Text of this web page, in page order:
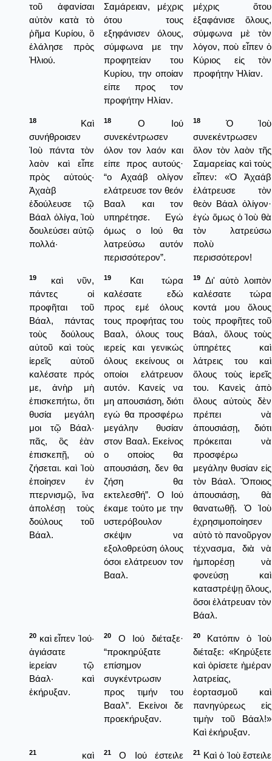
τοῦ ἀφανίσαι
αὐτὸν κατὰ τὸ
ῥῆμα Κυρίου, ὃ
ἐλάλησε πρὸς
Ἠλιού.
Σαμάρειαν, μέχρις
ότου τους
εξηφάνισεν όλους,
σύμφωνα με την
προφητείαν του
Κυρίου, την οποίαν
είπε προς τον
προφήτην Ηλίαν.
μέχρις ὅτου
ἐξαφάνισε ὅλους,
σύμφωνα μὲ τὸν
λόγον, ποὺ εἶπεν ὁ
Κύριος εἰς τὸν
προφήτην Ἠλίαν.
18
Καὶ
συνήθροισεν
Ἰοὺ πάντα τὸν
λαὸν καὶ εἶπε
πρὸς αὐτούς·
Ἀχαὰβ
ἐδούλευσε τῷ
Βάαλ ὀλίγα, Ἰοὺ
δουλεύσει αὐτῷ
πολλά·
18
Ο Ιού
συνεκέντρωσεν
όλον τον λαόν και
είπε προς αυτούς·
“ο Αχαάβ ολίγον
ελάτρευσε τον θεόν
Βααλ και τον
υπηρέτησε. Εγώ
όμως ο Ιού θα
λατρεύσω αυτόν
περισσότερον”.
18
Ὁ Ἰοὺ
συνεκέντρωσεν
ὅλον τὸν λαὸν τῆς
Σαμαρείας καὶ τοὺς
εἶπεν: «Ὁ Ἀχαάβ
ἐλάτρευσε τὸν
θεὸν Βάαλ ὀλίγον·
ἐγὼ ὅμως ὁ Ἰοὺ θὰ
τὸν λατρεύσω
πολὺ
περισσότερον!
19
καὶ νῦν,
πάντες οἱ
προφῆται τοῦ
Βάαλ, πάντας
τοὺς δούλους
αὐτοῦ καὶ τοὺς
ἱερεῖς αὐτοῦ
καλέσατε πρός
με, ἀνὴρ μὴ
ἐπισκεπήτω, ὅτι
θυσία μεγάλη
μοι τῷ Βάαλ·
πᾶς, ὃς ἐὰν
ἐπισκεπῇ, οὐ
ζήσεται. καὶ Ἰοὺ
ἐποίησεν ἐν
πτερνισμῷ, ἵνα
ἀπολέσῃ τοὺς
δούλους τοῦ
Βάαλ.
19
Και τώρα
καλέσατε εδώ
προς εμέ όλους
τους προφήτας του
Βααλ, όλους τους
ιερείς και γενικώς
όλους εκείνους οι
οποίοι ελάτρευον
αυτόν. Κανείς να
μη απουσιάση, διότι
εγώ θα προσφέρω
μεγάλην θυσίαν
στον Βααλ. Εκείνος
ο οποίος θα
απουσιάση, δεν θα
ζήση θα
εκτελεσθή”. Ο Ιού
έκαμε τούτο με την
υστερόβουλον
σκέψιν να
εξολοθρεύση όλους
όσοι ελάτρευον τον
Βααλ.
19
Δι' αὐτὸ λοιπὸν
καλέσατε τώρα
κοντά μου ὅλους
τοὺς προφῆτες τοῦ
Βάαλ, ὅλους τοὺς
ὑπηρέτες καὶ
λάτρεις του καὶ
ὅλους τοὺς ἱερεῖς
του. Κανεὶς ἀπὸ
ὅλους αὐτοὺς δὲν
πρέπει νὰ
ἀπουσιάσῃ, διότι
πρόκειται νὰ
προσφέρω
μεγάλην θυσίαν εἰς
τὸν Βάαλ. Ὅποιος
ἀπουσιάσῃ, θὰ
θανατωθῇ. Ὁ Ἰοὺ
ἐχρησιμοποίησεν
αὐτὸ τὸ πανοῦργον
τέχνασμα, διὰ νὰ
ἠμπορέσῃ νὰ
φονεύσῃ καὶ
καταστρέψῃ ὅλους,
ὅσοι ἐλάτρευαν τὸν
Βάαλ.
20 καὶ εἶπεν Ἰού·
ἁγιάσατε
ἱερείαν τῷ
Βάαλ· καὶ
ἐκήρυξαν.
20
Ο Ιού διέταξε·
“προκηρύξατε
επίσημον
συγκέντρωσιν
προς τιμήν του
Βααλ”. Εκείνοι δε
προεκήρυξαν.
20
Κατόπιν ὁ Ἰοὺ
διέταξε: «Κηρύξετε
καὶ ὁρίσετε ἡμέραν
λατρείας,
ἐορτασμοῦ καὶ
πανηγύρεως εἰς
τιμὴν τοῦ Βάαλ!»
Καὶ ἐκήρυξαν.
21
καὶ
21
Ο Ιού έστειλε
21 Καὶ ὁ Ἰοὺ ἔστειλε